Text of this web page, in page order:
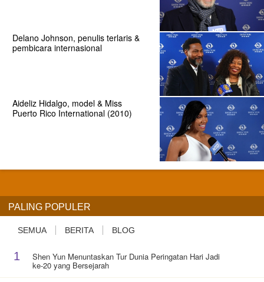
Delano Johnson, penulis terlaris &
pembicara internasional
Aideliz Hidalgo, model & Miss
Puerto Rico International (2010)
PALING POPULER
SEMUA BERITA BLOG
1 Shen Yun Menuntaskan Tur Dunia Peringatan Hari Jadi
ke-20 yang Bersejarah